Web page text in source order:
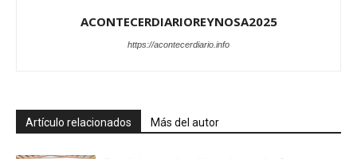
ACONTECERDIARIOREYNOSA2025
https://acontecerdiario.info
Artículo relacionados Más del autor